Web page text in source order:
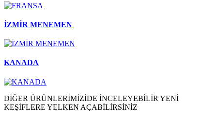
İZMİR MENEMEN
KANADA
DİĞER ÜRÜNLERİMİZİDE İNCELEYEBİLİR YENİ
KEŞİFLERE YELKEN AÇABİLİRSİNİZ